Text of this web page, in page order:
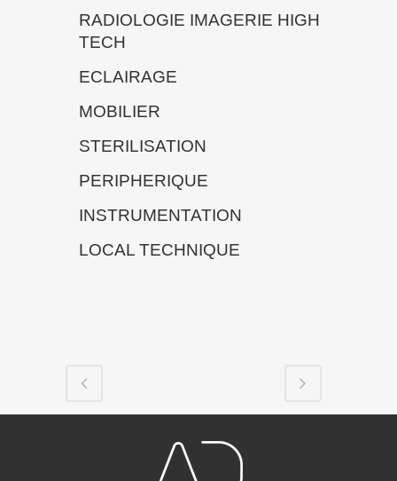
RADIOLOGIE IMAGERIE HIGH
TECH
ECLAIRAGE
MOBILIER
STERILISATION
PERIPHERIQUE
INSTRUMENTATION
LOCAL TECHNIQUE